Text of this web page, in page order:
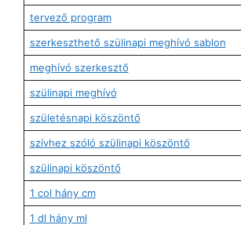
tervező program
szerkeszthető szülinapi meghívó sablon
meghívó szerkesztő
szülinapi meghívó
születésnapi köszöntő
szívhez szóló szülinapi köszöntő
szülinapi köszöntő
1 col hány cm
1 dl hány ml